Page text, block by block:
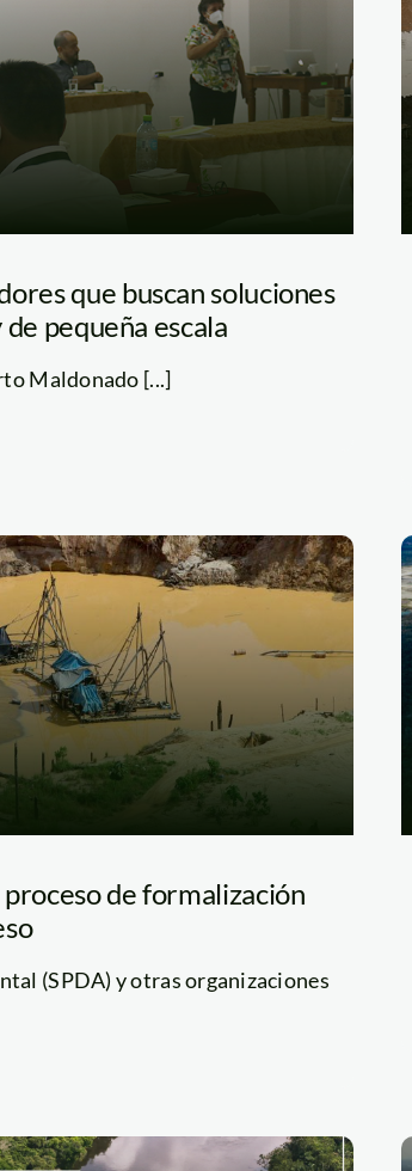
que buscan soluciones
pequeña escala
Maldonado [...]
de formalización
(SPDA) y otras organizaciones